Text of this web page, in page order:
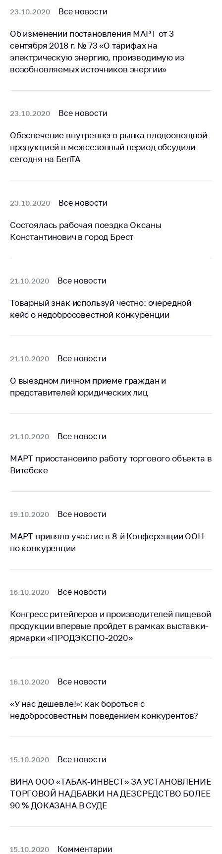
контроль закупок
потребителей
Регулирование
рекламной
деятельности
нетарифного
регулирования
Биржевая торговля
Республике
Беларусь
Защита
персональных
Личный прием
граждан и юр. лиц
Электронные
обращения
Сообщить о росте
медицинские
изделия
работы
Приемная
Министра
государственный
орган
Важное на сайте
Ценообразование
средства, изделия
медицинского
Решение Комиссии
факта нарушения
(отсутствия)
нарушения
Предостережения и
23.10.2020 Все новости
Об изменении постановления МАРТ от 3
сентября 2018 г. № 73 «О тарифах на
электрическую энергию, производимую из
возобновляемых источников энергии»
23.10.2020 Все новости
Обеспечение внутреннего рынка плодоовощной
продукцией в межсезонный период обсудили
сегодня на БелТА
23.10.2020 Все новости
Состоялась рабочая поездка Оксаны
Константинович в город Брест
21.10.2020 Все новости
Товарный знак используй честно: очередной
кейс о недобросовестной конкуренции
21.10.2020 Все новости
О выездном личном приеме граждан и
представителей юридических лиц
21.10.2020 Все новости
МАРТ приостановило работу торгового объекта в
Витебске
19.10.2020 Все новости
МАРТ приняло участие в 8-й Конференции ООН
по конкуренции
16.10.2020 Все новости
Конгресс ритейлеров и производителей пищевой
продукции впервые пройдет в рамках выставки-
ярмарки «ПРОДЭКСПО-2020»
16.10.2020 Все новости
«У нас дешевле!»: как бороться с
недобросовестным поведением конкурентов?
15.10.2020 Все новости
ВИНА ООО «ТАБАК-ИНВЕСТ» ЗА УСТАНОВЛЕНИЕ
ТОРГОВОЙ НАДБАВКИ НА ДЕЗСРЕДСТВО БОЛЕЕ
90 % ДОКАЗАНА В СУДЕ
15.10.2020 Комментарии